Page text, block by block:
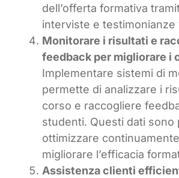
dell’offerta formativa
interviste e testimonianze
Monitorare i risultati e
feedback per migliorare i
Implementare sistemi di
permette di analizzare i
corso e raccogliere
studenti. Questi dati sono
ottimizzare
migliorare l’efficacia
Assistenza clienti